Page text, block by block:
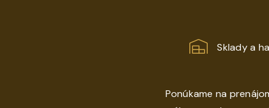
Sklady a
Ponúkame na